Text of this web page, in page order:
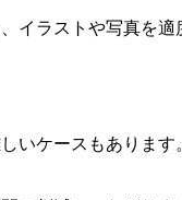
ラストや写真を
ケースもありま